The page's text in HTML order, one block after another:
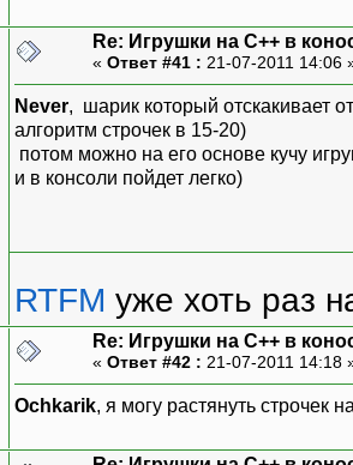
Re: Игрушки на С++ в
« Ответ #41 : 21-07-2011 14:06
Never, шарик который отскакивает
алгоритм строчек в 15-20)
потом можно на его основе кучу
и в консоли пойдет легко)
RTFM уже хоть раз
Re: Игрушки на С++ в
« Ответ #42 : 21-07-2011 14:18
Ochkarik, я могу растянуть строчек